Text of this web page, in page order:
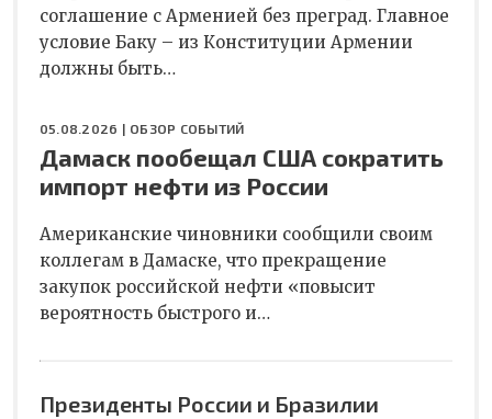
соглашение с Арменией без преград. Главное
условие Баку – из Конституции Армении
должны быть…
05.08.2026 | ОБЗОР СОБЫТИЙ
Дамаск пообещал США сократить
импорт нефти из России
Американские чиновники сообщили своим
коллегам в Дамаске, что прекращение
закупок российской нефти «повысит
вероятность быстрого и…
Президенты России и Бразилии